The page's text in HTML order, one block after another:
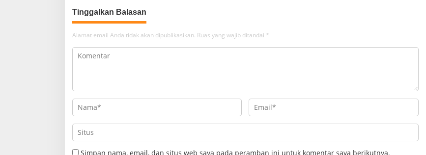
Tinggalkan Balasan
Alamat email Anda tidak akan dipublikasikan. Ruas yang wajib ditandai *
Simpan nama, email, dan situs web saya pada peramban ini untuk komentar saya berikutnya.